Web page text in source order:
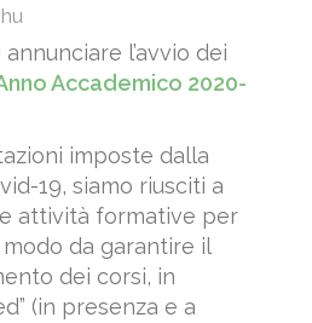
l’avvio dei
Accademico 2020-
imposte dalla
19, siamo riusciti a
attività formative per
da garantire il
dei corsi, in
(in presenza e a